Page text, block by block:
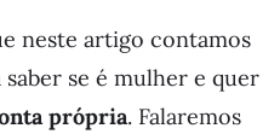
neste artigo contamos
se é mulher e quer
própria. Falaremos